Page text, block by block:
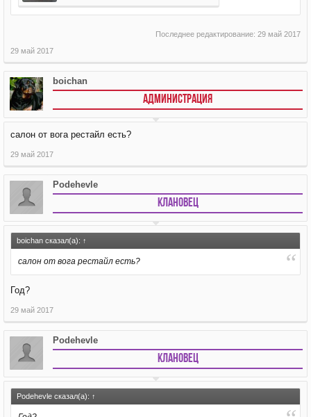
Последнее редактирование: 29 май 2017
29 май 2017
boichan
АДМИНИСТРАЦИЯ
салон от вога рестайл есть?
29 май 2017
Podehevle
Клановец
boichan сказал(а): ↑
салон от вога рестайл есть?
Год?
29 май 2017
Podehevle
Клановец
Podehevle сказал(а): ↑